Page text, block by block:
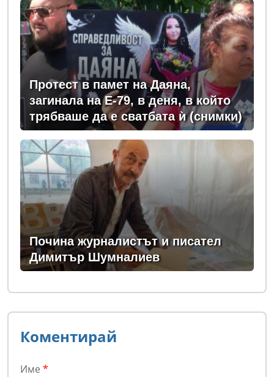
(РАЗСЛЕДВАНЕ)
Протест в памет на Даяна,
загинала на Е-79, в деня, в който
трябваше да е сватбата ѝ (снимки)
Почина журналистът и писател
Димитър Шумналиев
Коментирай
Име *